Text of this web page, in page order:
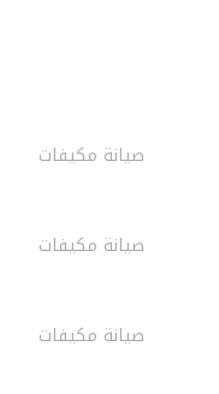
صيانة مكيفات
صيانة مكيفات
صيانة مكيفات